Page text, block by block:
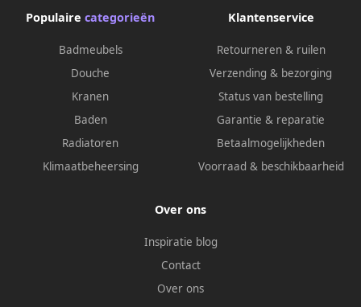
Populaire categorieën
Badmeubels
Douche
Kranen
Baden
Radiatoren
Klimaatbeheersing
Klantenservice
Retourneren & ruilen
Verzending & bezorging
Status van bestelling
Garantie & reparatie
Betaalmogelijkheden
Voorraad & beschikbaarheid
Over ons
Inspiratie blog
Contact
Over ons